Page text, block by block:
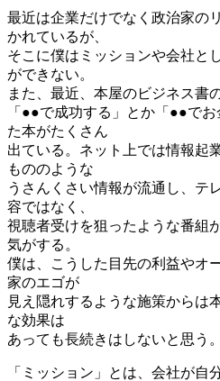
最近は企業だけでなく政治家の
かれているが、
そこに僕はミッションや会社と
ができない。
また、最近、本屋のビジネス書
「●●で成功する」とか「●●で
た本がたくさん
出ている。ネット上では情報起
もののような
うさんくさい情報が流通し、テ
容ではなく、
視聴者受けを狙ったような番組
気がする。
僕は、こうした目先の利益やオ
家のエゴが
見え隠れするような施策からは
な効果は
あっても長続きはしないと思う。
「ミッション」とは、会社が自